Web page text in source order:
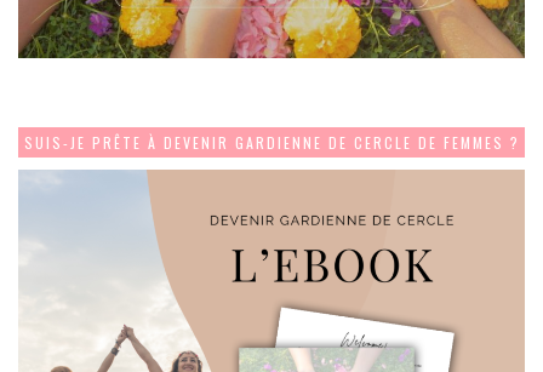
SUIS-JE PRÊTE À DEVENIR GARDIENNE DE CERCLE DE FEMMES ?